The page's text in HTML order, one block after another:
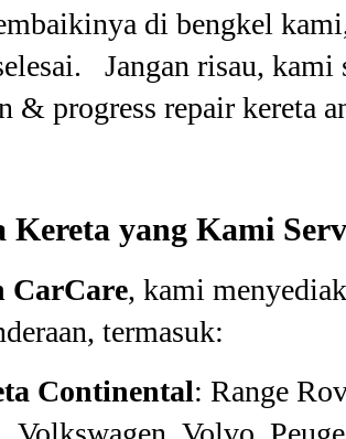
di bengkel
Jangan risau, kami
& progress repair kereta
Kereta yang Kami
CarCare, kami
termasuk:
Continental: Range